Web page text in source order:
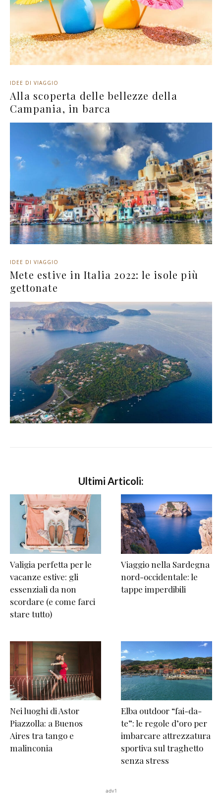
IDEE DI VIAGGIO
Alla scoperta delle bellezze della
Campania, in barca
IDEE DI VIAGGIO
Mete estive in Italia 2022: le isole più
gettonate
Ultimi Articoli:
Valigia perfetta per le
vacanze estive: gli
essenziali da non
scordare (e come farci
stare tutto)
Viaggio nella Sardegna
nord-occidentale: le
tappe imperdibili
Nei luoghi di Astor
Piazzolla: a Buenos
Aires tra tango e
malinconia
Elba outdoor “fai-da-
te”: le regole d’oro per
imbarcare attrezzatura
sportiva sul traghetto
senza stress
adv1